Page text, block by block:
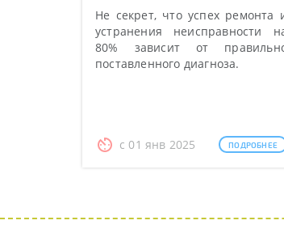
Не секрет, что успех ремонта
устранения неисправности
80% зависит от
поставленного диагноза.
с 01 янв 2025 ПОДРОБНЕЕ